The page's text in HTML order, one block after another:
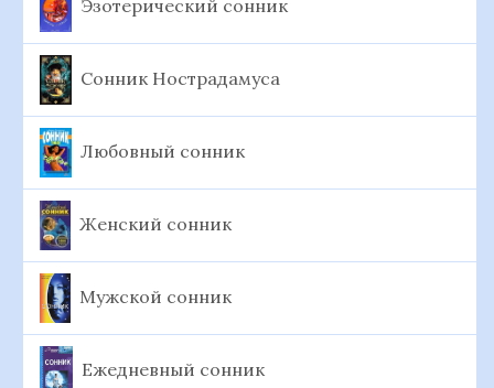
Эзотерический сонник
Сонник Нострадамуса
Любовный сонник
Женский сонник
Мужской сонник
Ежедневный сонник